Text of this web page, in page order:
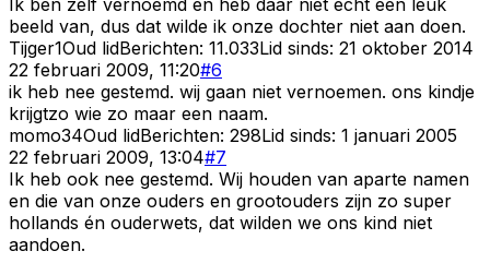
beeld van, dus dat wilde ik onze dochter niet aan doen.
Tijger1Oud lidBerichten: 11.033Lid sinds: 21 oktober 2014
22 februari 2009, 11:20#6
ik heb nee gestemd. wij gaan niet vernoemen. ons kindje
krijgtzo wie zo maar een naam.
momo34Oud lidBerichten: 298Lid sinds: 1 januari 2005
22 februari 2009, 13:04#7
Ik heb ook nee gestemd. Wij houden van aparte namen
en die van onze ouders en grootouders zijn zo super
hollands én ouderwets, dat wilden we ons kind niet
aandoen.